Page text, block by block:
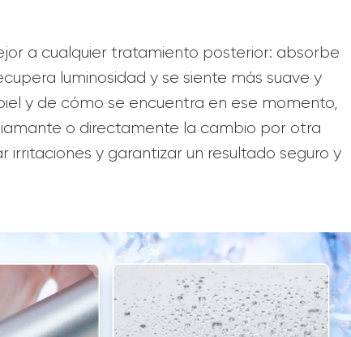
a cualquier tratamiento posterior: absorbe
luminosidad y se siente más suave y
y de cómo se encuentra en ese momento,
o directamente la cambio por otra
irritaciones y garantizar un resultado seguro y